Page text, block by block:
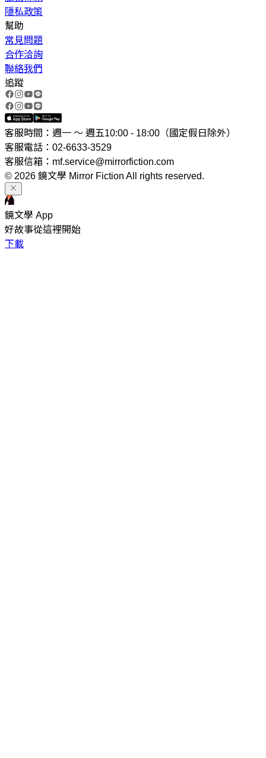
隱私政策
幫助
常見問題
合作洽詢
聯絡我們
追蹤
客服時間：週一 ～ 週五10:00 - 18:00（國定假日除外）
客服電話：02-6633-3529
客服信箱：mf.service@mirrorfiction.com
© 2026 鏡文學 Mirror Fiction All rights reserved.
鏡文學 App
好故事從這裡開始
下載